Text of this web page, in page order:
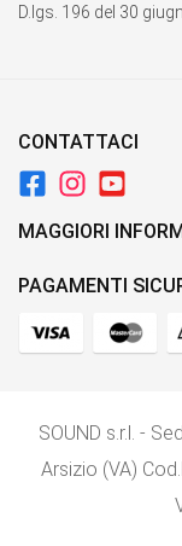
D.lgs. 196 del 30
CONTATTACI
MAGGIORI
PAGAMENTI
SOUND s.r.l. -
Arsizio (VA)